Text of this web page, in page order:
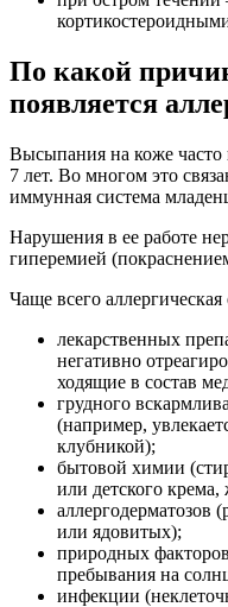
По какой
появляется
Высыпания на коже часто
7 лет. Во многом это
иммунная система
Нарушения в ее работе
гиперемией
Чаще всего аллергическая
лекарственных
негативно
ходящие в состав
грудного
(например,
клубникой);
бытовой химии
или детского
аллергодерматозов
или ядовитых);
природных
пребывания на
инфекции